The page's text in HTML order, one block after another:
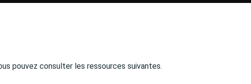
pouvez consulter les ressources suivantes.